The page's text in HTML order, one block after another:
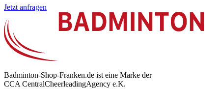
Jetzt anfragen
Badminton-Shop-Franken.de ist eine Marke der
CCA CentralCheerleadingAgency e.K.